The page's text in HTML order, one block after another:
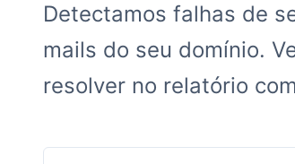
Detectamos falhas de
mails do seu domínio.
resolver no relatório